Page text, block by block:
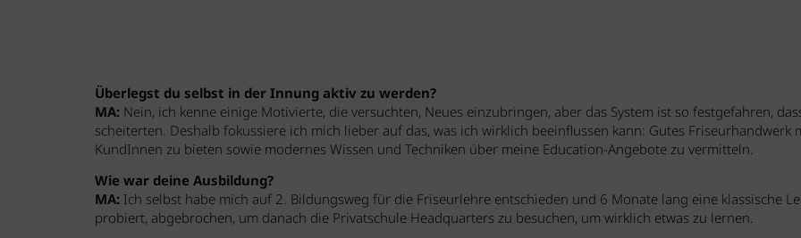
Überlegst du selbst in der Innung aktiv zu werden?
MA: Nein, ich kenne einige Motivierte, die versuchten, Neues einzubringen, aber das System ist so festgefahren,
scheiterten. Deshalb fokussiere ich mich lieber auf das, was ich wirklich beeinflussen kann: Gutes Friseurhandwerk
KundInnen zu bieten sowie modernes Wissen und Techniken über meine Education-Angebote zu vermitteln.
Wie war deine Ausbildung?
MA: Ich selbst habe mich auf 2. Bildungsweg für die Friseurlehre entschieden und 6 Monate lang eine klassische
probiert, abgebrochen, um danach die Privatschule Headquarters zu besuchen, um wirklich etwas zu lernen.